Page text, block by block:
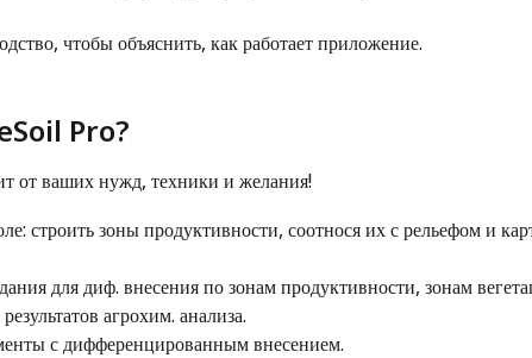
чтобы объяснить, как работает приложение.
Pro?
от ваших нужд, техники и желания!
строить зоны продуктивности, соотнося их с рельефом и
для диф. внесения по зонам продуктивности, зонам
агрохим. анализа.
с дифференцированным внесением.